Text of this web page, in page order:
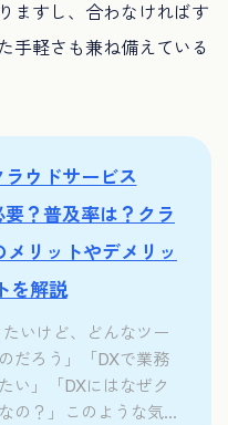
ますし、合わなければす
手軽さも兼ね備えている
ラウドサービス
要？普及率は？クラ
リットやデメリッ
トを解説
たいけど、どんなツー
だろう」「DXで業務
い」「DXにはなぜク
の？」このような気...